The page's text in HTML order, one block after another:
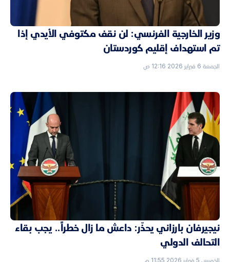
وزير الخارجية الفرنسي: لن نقف مكتوفي الأيدي إذا
تم استهداف إقليم كوردستان
الجمعة 6 فبراير 2026 12:16 ص
نيجيرفان بارزاني يحذّر: داعش ما زال خطراً.. يجب بقاء
التحالف الدولي
الخميس 5 فبراير 2026 11:55 م